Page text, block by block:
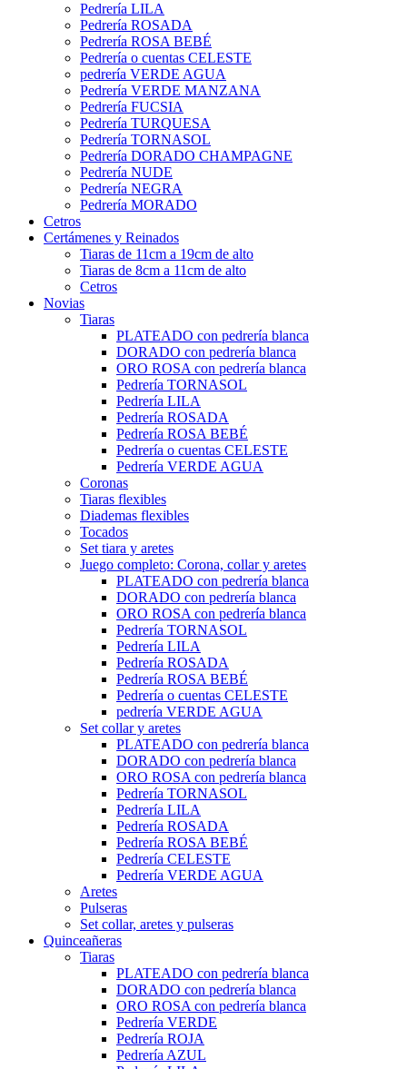
Pedrería LILA
Pedrería ROSADA
Pedrería ROSA BEBÉ
Pedrería o cuentas CELESTE
pedrería VERDE AGUA
Pedrería VERDE MANZANA
Pedrería FUCSIA
Pedrería TURQUESA
Pedrería TORNASOL
Pedrería DORADO CHAMPAGNE
Pedrería NUDE
Pedrería NEGRA
Pedrería MORADO
Cetros
Certámenes y Reinados
Tiaras de 11cm a 19cm de alto
Tiaras de 8cm a 11cm de alto
Cetros
Novias
Tiaras
PLATEADO con pedrería blanca
DORADO con pedrería blanca
ORO ROSA con pedrería blanca
Pedrería TORNASOL
Pedrería LILA
Pedrería ROSADA
Pedrería ROSA BEBÉ
Pedrería o cuentas CELESTE
Pedrería VERDE AGUA
Coronas
Tiaras flexibles
Diademas flexibles
Tocados
Set tiara y aretes
Juego completo: Corona, collar y aretes
PLATEADO con pedrería blanca
DORADO con pedrería blanca
ORO ROSA con pedrería blanca
Pedrería TORNASOL
Pedrería LILA
Pedrería ROSADA
Pedrería ROSA BEBÉ
Pedrería o cuentas CELESTE
pedrería VERDE AGUA
Set collar y aretes
PLATEADO con pedrería blanca
DORADO con pedrería blanca
ORO ROSA con pedrería blanca
Pedrería TORNASOL
Pedrería LILA
Pedrería ROSADA
Pedrería ROSA BEBÉ
Pedrería CELESTE
Pedrería VERDE AGUA
Aretes
Pulseras
Set collar, aretes y pulseras
Quinceañeras
Tiaras
PLATEADO con pedrería blanca
DORADO con pedrería blanca
ORO ROSA con pedrería blanca
Pedrería VERDE
Pedrería ROJA
Pedrería AZUL